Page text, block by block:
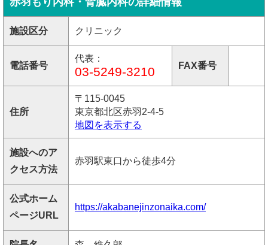
施設区分 クリニック
電話番号
代表：
03-5249-3210 FAX番号
住所
〒115-0045
東京都北区赤羽2-4-5
地図を表示する
施設へのア
クセス方法
赤羽駅東口から徒歩4分
公式ホーム
ページURL
https://akabanejinzonaika.com/